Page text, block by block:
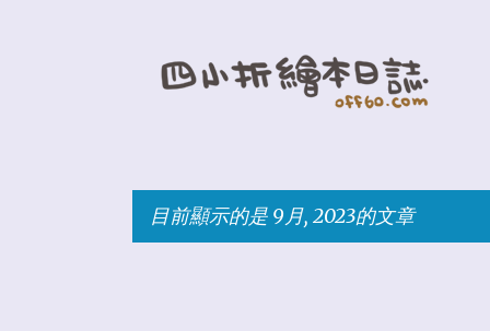
目前顯示的是 9月, 2023的文章